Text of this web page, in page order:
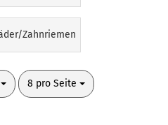
Zahnriemen
8 pro Seite
pro Seite